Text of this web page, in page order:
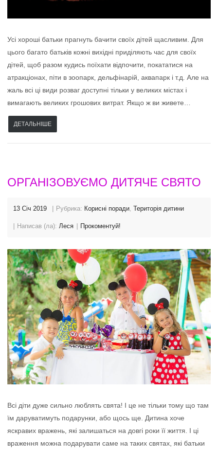
Усі хороші батьки прагнуть бачити своїх дітей щасливим. Для
цього багато батьків кожні вихідні приділяють час для своїх
дітей, щоб разом кудись поїхати відпочити, покататися на
атракціонах, піти в зоопарк, дельфінарій, аквапарк і т.д. Але на
жаль всі ці види розваг доступні тільки у великих містах і
вимагають великих грошових витрат. Якщо ж ви живете…
ДЕТАЛЬНІШЕ
ОРГАНІЗОВУЄМО ДИТЯЧЕ СВЯТО
13 Січ 2019 Рубрика: Корисні поради Територія дитини
Написав (ла): Леся Прокоментуй!
Всі діти дуже сильно люблять свята! І це не тільки тому що там
їм даруватимуть подарунки, або щось ще. Дитина хоче
яскравих вражень, які залишаться на довгі роки її життя. І ці
враження можна подарувати саме на таких святах, які батьки